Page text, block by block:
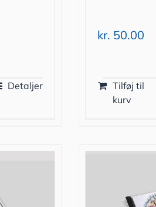
Detaljer
kr. 50.00
Tilføj til
kurv